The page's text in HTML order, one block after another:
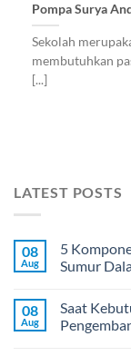
Pompa Surya
Sekolah
membutuhkan
[...]
LATEST POSTS
08
Aug
5
Sumur
08
Aug
Saat